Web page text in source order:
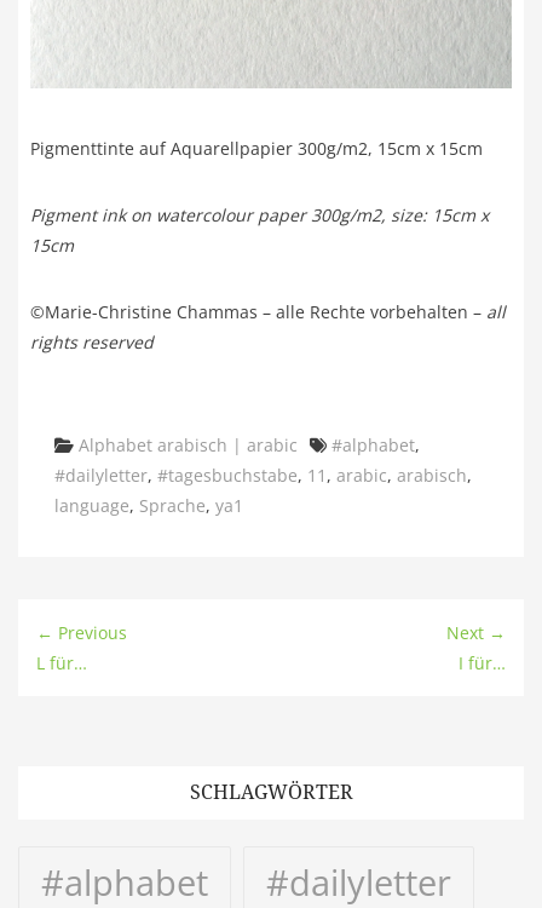
Pigmenttinte auf Aquarellpapier 300g/m2, 15cm x 15cm
Pigment ink on watercolour paper 300g/m2, size: 15cm x
15cm
©Marie-Christine Chammas – alle Rechte vorbehalten – all
rights reserved
Categories
Alphabet arabisch | arabic Tags
#alphabet,
#dailyletter, #tagesbuchstabe, 11 , arabic, arabisch,
language, Sprache, ya1
← Previous
L für…
Next →
I für…
SCHLAGWÖRTER
#alphabet
#dailyletter